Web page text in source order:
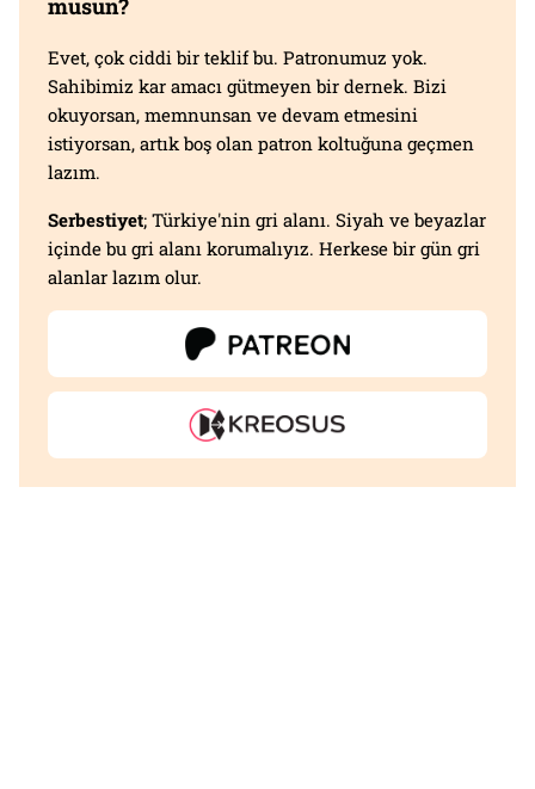
musun?
Evet, çok ciddi bir teklif bu. Patronumuz yok.
Sahibimiz kar amacı gütmeyen bir dernek. Bizi
okuyorsan, memnunsan ve devam etmesini
istiyorsan, artık boş olan patron koltuğuna geçmen
lazım.
Serbestiyet; Türkiye'nin gri alanı. Siyah ve beyazlar
içinde bu gri alanı korumalıyız. Herkese bir gün gri
alanlar lazım olur.